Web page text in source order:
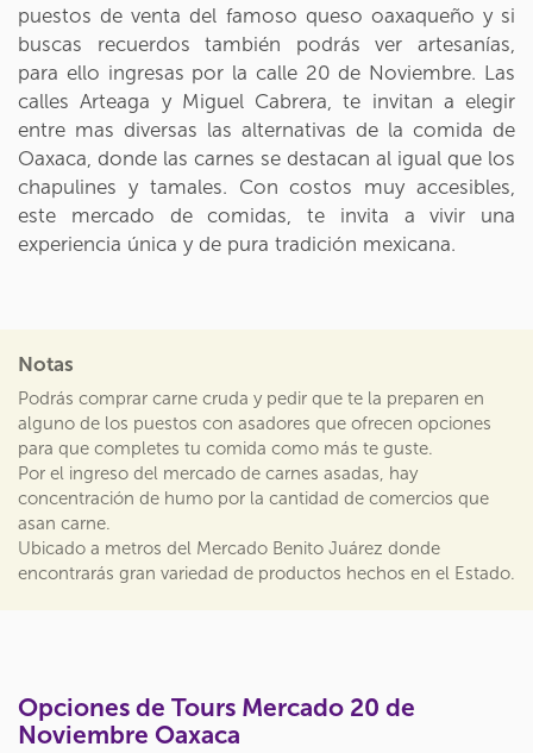
puestos de venta del famoso queso oaxaqueño y si
buscas recuerdos también podrás ver artesanías,
para ello ingresas por la calle 20 de Noviembre. Las
calles Arteaga y Miguel Cabrera, te invitan a elegir
entre mas diversas las alternativas de la comida de
Oaxaca, donde las carnes se destacan al igual que los
chapulines y tamales. Con costos muy accesibles,
este mercado de comidas, te invita a vivir una
experiencia única y de pura tradición mexicana.
Notas
Podrás comprar carne cruda y pedir que te la preparen en
alguno de los puestos con asadores que ofrecen opciones
para que completes tu comida como más te guste.
Por el ingreso del mercado de carnes asadas, hay
concentración de humo por la cantidad de comercios que
asan carne.
Ubicado a metros del Mercado Benito Juárez donde
encontrarás gran variedad de productos hechos en el Estado.
Opciones de Tours Mercado 20 de
Noviembre Oaxaca